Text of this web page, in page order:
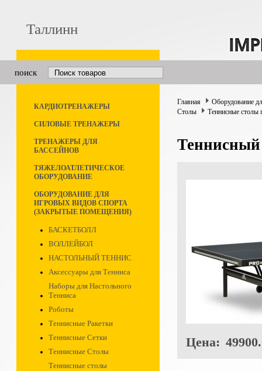
Таллинн
поиск
КАРДИОТРЕНАЖЕРЫ
СИЛОВЫЕ ТРЕНАЖЕРЫ
ТРЕНАЖЕРЫ ДЛЯ
БАССЕЙНОВ
ТЯЖЕЛОАТЛЕТИЧЕСКОЕ
ОБОРУДОВАНИЕ
ОБОРУДОВАНИЕ ДЛЯ
ИГРОВЫХ ВИДОВ СПОРТА
(ЗАКРЫТЫЕ ПОМЕЩЕНИЯ)
БАСКЕТБОЛЛ
ВОЛЛЕЙБОЛ
НАСТОЛЬНЫЙ ТЕННИС
Аксессуары для Тенниса
Наборы для Настольного
Тенниса
Роботы
Теннисные Ракетки
Теннисные Сетки
Теннисные Столы
Теннисные столы
Главная
Оборудование
Столы
Теннисные столы
Теннисный
Цена: